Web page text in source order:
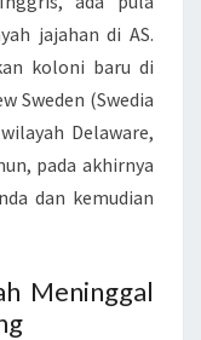
jajahan di AS.
koloni baru di
Sweden (Swedia
Delaware,
pada akhirnya
dan kemudian
Meninggal